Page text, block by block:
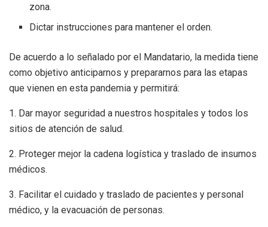
zona.
Dictar instrucciones para mantener el orden.
De acuerdo a lo señalado por el Mandatario, la medida tiene
como objetivo anticiparnos y prepararnos para las etapas
que vienen en esta pandemia y permitirá:
1. Dar mayor seguridad a nuestros hospitales y todos los
sitios de atención de salud.
2. Proteger mejor la cadena logística y traslado de insumos
médicos.
3. Facilitar el cuidado y traslado de pacientes y personal
médico, y la evacuación de personas.